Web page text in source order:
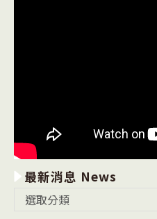
最新消息 News
選取分類